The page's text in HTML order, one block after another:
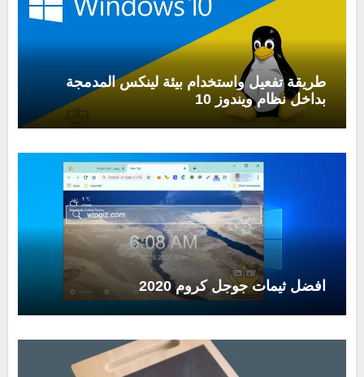
طريقة تفعيل واستخدام بيئة لينكس المدمجة
بداخل نظام ويندوز 10
افضل ثيمات جوجل كروم 2020